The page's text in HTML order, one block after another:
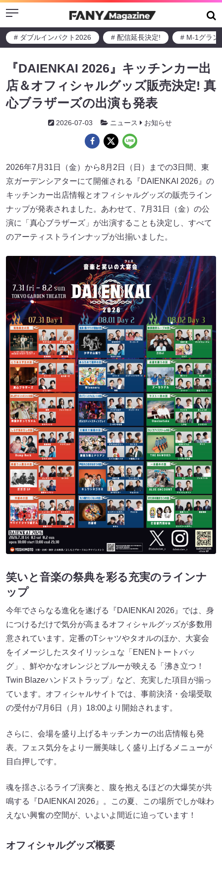
Menu
# ダブルインパクト2026 # 配信延長決定! # M-1グラン
『DAIENKAI 2026』キッチンカー出
店＆オフィシャルグッズ販売決定! 真
心ブラザーズの出演も発表
2026-07-03 ニュース お知らせ
2026年7月31日（金）から8月2日（日）までの3日間、東
京ガーデンシアターにて開催される『DAIENKAI 2026』の
キッチンカー出店情報とオフィシャルグッズの販売ライン
ナップが発表されました。あわせて、7月31日（金）の公
演に「真心ブラザーズ」が出演することも決定し、すべて
のアーティストラインナップが出揃いました。
笑いと音楽の祭典を彩る充実のラインナ
ップ
今年でさらなる進化を遂げる『DAIENKAI 2026』では、身
につけるだけで気分が高まるオフィシャルグッズが多数用
意されています。定番のTシャツやタオルのほか、大宴会
をイメージしたスタイリッシュな「ENENトートバッ
グ」、鮮やかなオレンジとブルーが映える「沸き立つ！
Twin Blazeハンドストラップ」など、充実した項目が揃っ
ています。オフィシャルサイトでは、事前決済・会場受取
の受付が7月6日（月）18:00より開始されます。
さらに、会場を盛り上げるキッチンカーの出店情報も発
表。フェス気分をより一層美味しく盛り上げるメニューが
目白押しです。
魂を揺さぶるライブ演奏と、腹を抱えるほどの大爆笑が共
鳴する『DAIENKAI 2026』。この夏、この場所でしか味わ
えない興奮の空間が、いよいよ間近に迫っています！
オフィシャルグッズ概要